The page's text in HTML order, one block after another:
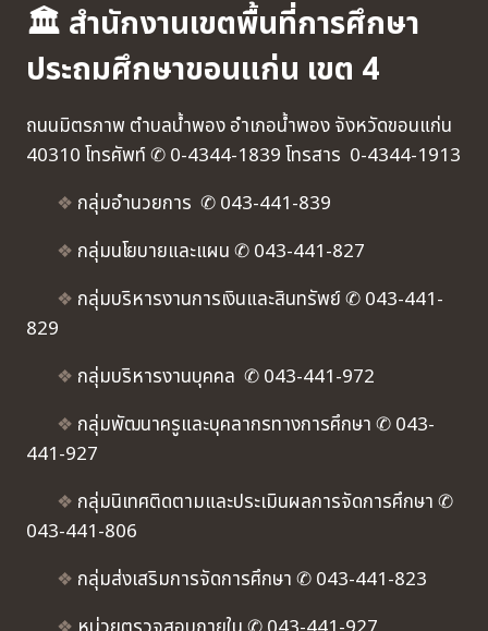
🏛 สำนักงานเขตพื้นที่การศึกษา
ประถมศึกษาขอนแก่น เขต 4
ถนนมิตรภาพ ตำบลน้ำพอง อำเภอน้ำพอง จังหวัดขอนแก่น
40310 โทรศัพท์ ✆ 0-4344-1839 โทรสาร 0-4344-1913
❖ กลุ่มอำนวยการ ✆ 043-441-839
❖ กลุ่มนโยบายและแผน ✆ 043-441-827
❖ กลุ่มบริหารงานการเงินและสินทรัพย์ ✆ 043-441-
829
❖ กลุ่มบริหารงานบุคคล ✆ 043-441-972
❖ กลุ่มพัฒนาครูและบุคลากรทางการศึกษา ✆ 043-
441-927
❖ กลุ่มนิเทศติดตามและประเมินผลการจัดการศึกษา ✆
043-441-806
❖ กลุ่มส่งเสริมการจัดการศึกษา ✆ 043-441-823